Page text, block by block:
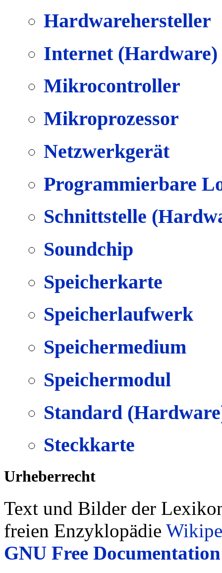
Hardwarehersteller
Internet (Hardware)
Mikrocontroller
Mikroprozessor
Netzwerkgerät
Programmierbare
Schnittstelle
Soundchip
Speicherkarte
Speicherlaufwerk
Speichermedium
Speichermodul
Standard
Steckkarte
Urheberrecht
Text und Bilder der
freien Enzyklopädie
GNU Free